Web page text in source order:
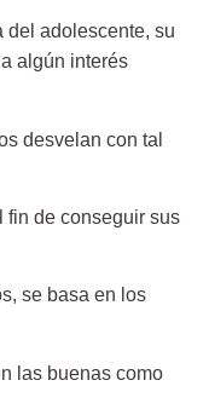
del adolescente, su
algún interés
desvelan con tal
fin de conseguir sus
se basa en los
las buenas como